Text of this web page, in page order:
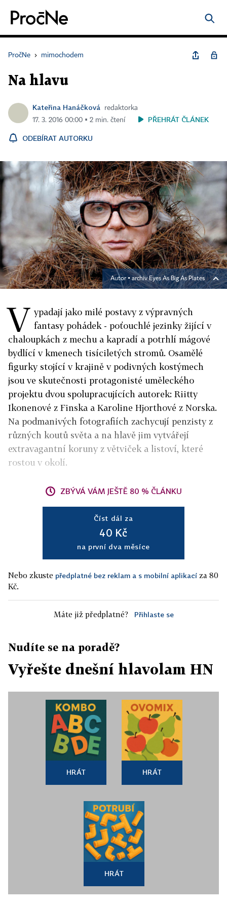
PročNe › mimochodem
Na hlavu
Kateřina Hanáčková
redaktorka
17. 3. 2016 00:00 ▪ 2 min. čtení
PŘEHRÁT ČLÁNEK
ODEBÍRAT AUTORKU
Autor ▪ archiv Eyes As Big As Plates
V ypadají jako milé postavy z výpravných
fantasy pohádek - poťouchlé jezinky žijící v
chaloupkách z mechu a kapradí a potrhlí mágové
bydlící v kmenech tisíciletých stromů. Osamělé
figurky stojící v krajině v podivných kostýmech
jsou ve skutečnosti protagonisté uměleckého
projektu dvou spolupracujících autorek: Riitty
Ikonenové z Finska a Karoline Hjorthové z Norska.
Na podmanivých fotografiích zachycují penzisty z
různých koutů světa a na hlavě jim vytvářejí
extravagantní koruny z větviček a listoví, které
rostou v okolí.
ZBÝVÁ VÁM JEŠTĚ 80 % ČLÁNKU
Číst dál za
40 Kč
na první dva měsíce
Nebo zkuste předplatné bez reklam a s mobilní aplikací za 80
Kč.
Máte již předplatné? Přihlaste se
Nudíte se na poradě?
Vyřešte dnešní hlavolam HN
HRÁT HRÁT
HRÁT